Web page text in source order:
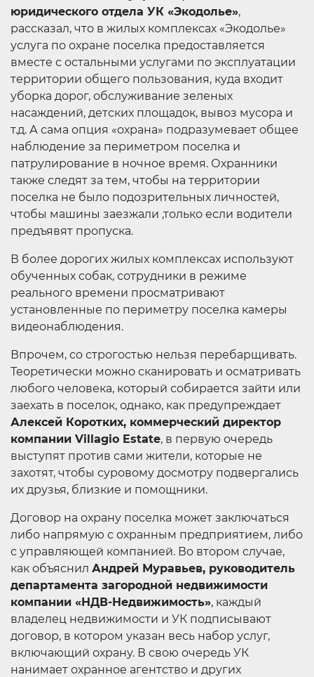
юридического отдела УК «Экодолье»,
рассказал, что в жилых комплексах «Экодолье»
услуга по охране поселка предоставляется
вместе с остальными услугами по эксплуатации
территории общего пользования, куда входит
уборка дорог, обслуживание зеленых
насаждений, детских площадок, вывоз мусора и
т.д. А сама опция «охрана» подразумевает общее
наблюдение за периметром поселка и
патрулирование в ночное время. Охранники
также следят за тем, чтобы на территории
поселка не было подозрительных личностей,
чтобы машины заезжали ,только если водители
предъявят пропуска.
В более дорогих жилых комплексах используют
обученных собак, сотрудники в режиме
реального времени просматривают
установленные по периметру поселка камеры
видеонаблюдения.
Впрочем, со строгостью нельзя перебарщивать.
Теоретически можно сканировать и осматривать
любого человека, который собирается зайти или
заехать в поселок, однако, как предупреждает
Алексей Коротких, коммерческий директор
компании Villagio Estate, в первую очередь
выступят против сами жители, которые не
захотят, чтобы суровому досмотру подвергались
их друзья, близкие и помощники.
Договор на охрану поселка может заключаться
либо напрямую с охранным предприятием, либо
с управляющей компанией. Во втором случае,
как объяснил Андрей Муравьев, руководитель
департамента загородной недвижимости
компании «НДВ-Недвижимость», каждый
владелец недвижимости и УК подписывают
договор, в котором указан весь набор услуг,
включающий охрану. В свою очередь УК
нанимает охранное агентство и других